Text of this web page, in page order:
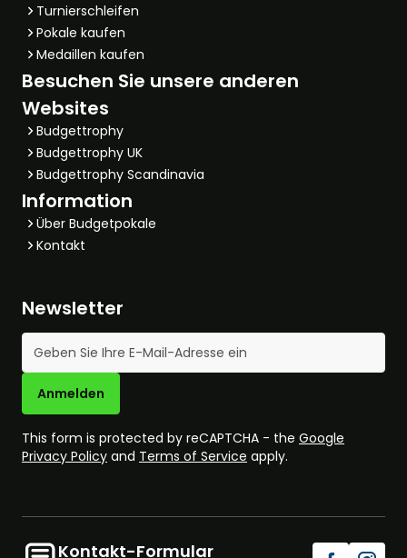
Turnierschleifen
Pokale kaufen
Medaillen kaufen
Besuchen Sie unsere anderen
Websites
Budgettrophy
Budgettrophy UK
Budgettrophy Scandinavia
Information
Über Budgetpokale
Kontakt
Newsletter
E-Mail-Adresse
Anmelden
This form is protected by reCAPTCHA - the Google
Privacy Policy and Terms of Service apply.
Kontakt-Formular